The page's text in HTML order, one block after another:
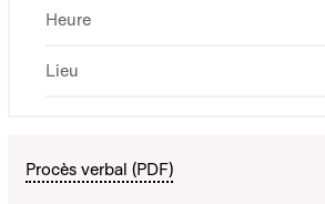
Heure
Lieu
Procès verbal (PDF)